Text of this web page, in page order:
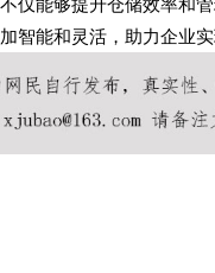
仅能够提升仓储效率和
智能和灵活，助力企业实